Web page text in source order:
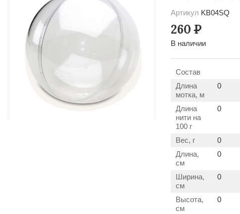
Артикул KB04SQ
260 Р
В наличии
Состав
Длина
мотка, м
0
Длина
нити на
100 г
0
Вес, г
0
Длина,
см
0
Ширина,
см
0
Высота,
см
0